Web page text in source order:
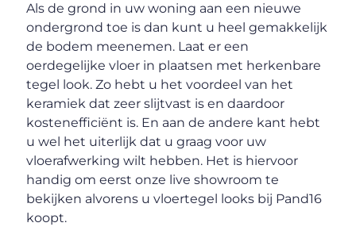
Als de grond in uw woning aan een nieuwe
ondergrond toe is dan kunt u heel gemakkelijk
de bodem meenemen. Laat er een
oerdegelijke vloer in plaatsen met herkenbare
tegel look. Zo hebt u het voordeel van het
keramiek dat zeer slijtvast is en daardoor
kostenefficiënt is. En aan de andere kant hebt
u wel het uiterlijk dat u graag voor uw
vloerafwerking wilt hebben. Het is hiervoor
handig om eerst onze live showroom te
bekijken alvorens u vloertegel looks bij Pand16
koopt.